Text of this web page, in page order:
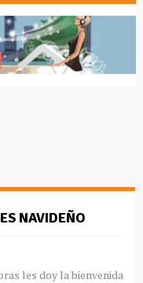
NAVIDEÑO
les doy la bienvenida